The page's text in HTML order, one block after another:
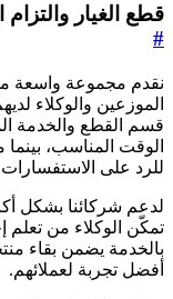
قطع الغيار والتزام
#
نقدم مجموعة واسعة
الموزعين والوكلاء
قسم القطع والخدمة
الوقت المناسب، بينما
للرد على
لدعم شركائنا بشكل
تمكّن الوكلاء من تعلم
بالخدمة يضمن بقاء
أفضل تجربة لعملائهم.